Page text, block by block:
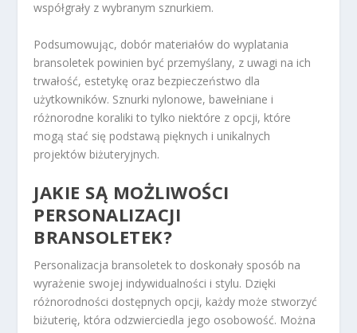
współgrały z wybranym sznurkiem.
Podsumowując, dobór materiałów do wyplatania
bransoletek powinien być przemyślany, z uwagi na ich
trwałość, estetykę oraz bezpieczeństwo dla
użytkowników. Sznurki nylonowe, bawełniane i
różnorodne koraliki to tylko niektóre z opcji, które
mogą stać się podstawą pięknych i unikalnych
projektów biżuteryjnych.
JAKIE SĄ MOŻLIWOŚCI
PERSONALIZACJI
BRANSOLETEK?
Personalizacja bransoletek to doskonały sposób na
wyrażenie swojej indywidualności i stylu. Dzięki
różnorodności dostępnych opcji, każdy może stworzyć
biżuterię, która odzwierciedla jego osobowość. Można